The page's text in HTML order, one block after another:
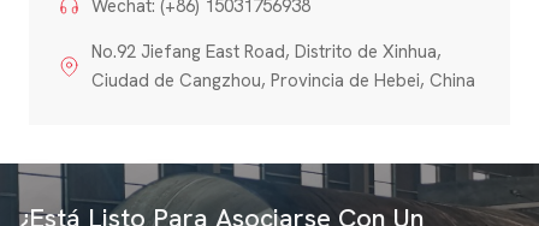
Wechat: (+86) 15031756938
No.92 Jiefang East Road, Distrito de Xinhua,
Ciudad de Cangzhou, Provincia de Hebei, China
¿Está Listo Para Asociarse Con Un